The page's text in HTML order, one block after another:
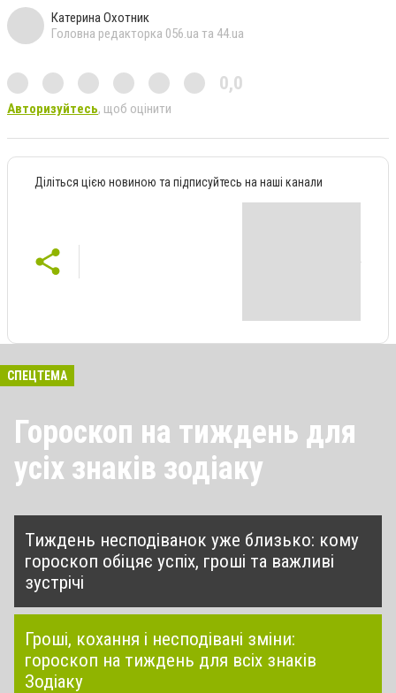
Катерина Охотник
Головна редакторка 056.ua та 44.ua
0,0
Авторизуйтесь, щоб оцінити
Діліться цією новиною та підписуйтесь на наші канали
СПЕЦТЕМА
Гороскоп на тиждень для
усіх знаків зодіаку
Тиждень несподіванок уже близько: кому
гороскоп обіцяє успіх, гроші та важливі
зустрічі
Гроші, кохання і несподівані зміни:
гороскоп на тиждень для всіх знаків
Зодіаку